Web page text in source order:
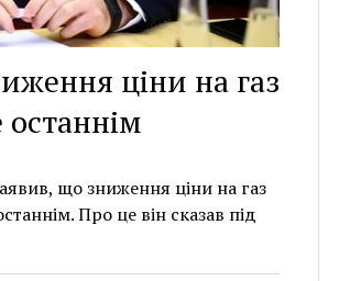
ціни на газ
що зниження ціни на газ
Про це він сказав під